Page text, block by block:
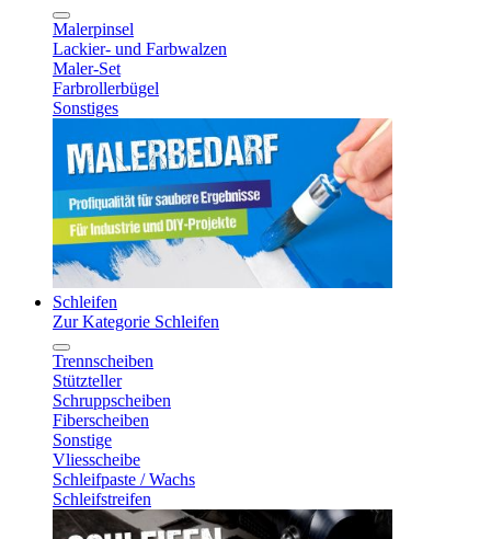
Malerpinsel
Lackier- und Farbwalzen
Maler-Set
Farbrollerbügel
Sonstiges
Schleifen
Zur Kategorie Schleifen
Trennscheiben
Stützteller
Schruppscheiben
Fiberscheiben
Sonstige
Vliesscheibe
Schleifpaste / Wachs
Schleifstreifen